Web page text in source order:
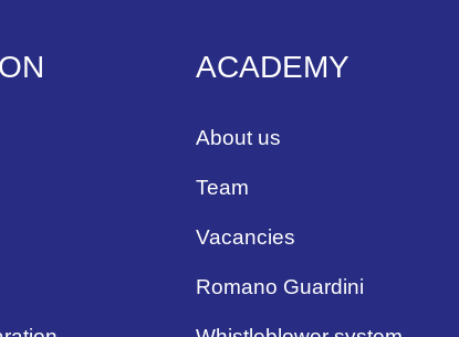
ACADEMY
About us
Team
Vacancies
Romano Guardini